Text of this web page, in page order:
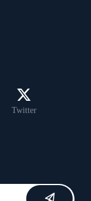
Twitter